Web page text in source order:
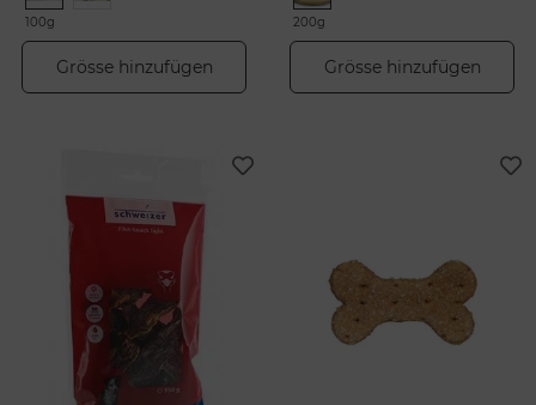
100g
Grösse hinzufügen
200g
Grösse hinzufügen